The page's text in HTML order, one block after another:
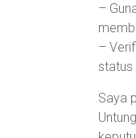
–
–
status
Saya